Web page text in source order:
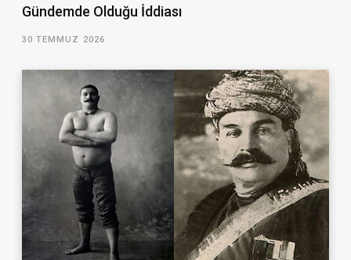
Gündemde Olduğu İddiası
30 TEMMUZ 2026